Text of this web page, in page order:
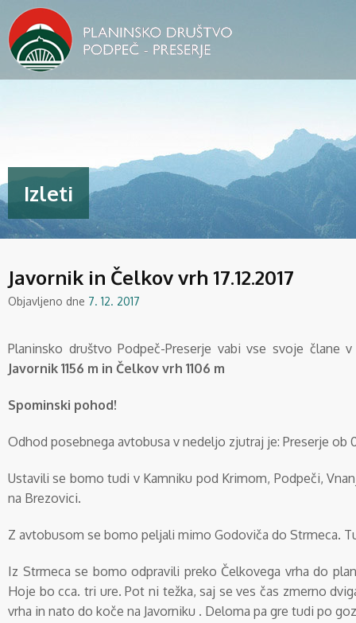
Izleti
Javornik in Čelkov vrh 17.12.2017
Objavljeno dne 7. 12. 2017
Planinsko društvo Podpeč-Preserje vabi vse svoje člane v
Javornik 1156 m in Čelkov vrh 1106 m
Spominski pohod!
Odhod posebnega avtobusa v nedeljo zjutraj je: Preserje ob
Ustavili se bomo tudi v Kamniku pod Krimom, Podpeči,
na Brezovici.
Z avtobusom se bomo peljali mimo Godoviča do Strmeca.
Iz Strmeca se bomo odpravili preko Čelkovega vrha do
Hoje bo cca. tri ure. Pot ni težka, saj se ves čas zmerno
vrha in nato do koče na Javorniku . Deloma pa gre tudi po